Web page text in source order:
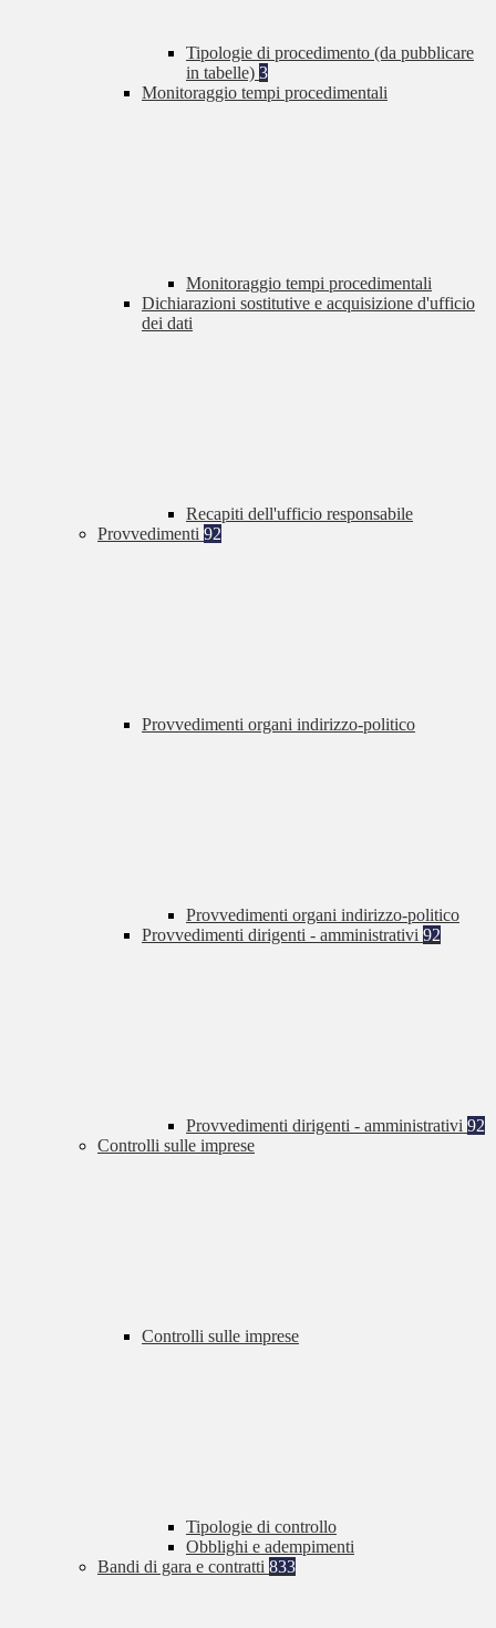
Tipologie di procedimento (da pubblicare
in tabelle) 3
Monitoraggio tempi procedimentali
Monitoraggio tempi procedimentali
Dichiarazioni sostitutive e acquisizione d'ufficio
dei dati
Recapiti dell'ufficio responsabile
Provvedimenti 92
Provvedimenti organi indirizzo-politico
Provvedimenti organi indirizzo-politico
Provvedimenti dirigenti - amministrativi 92
Provvedimenti dirigenti - amministrativi 92
Controlli sulle imprese
Controlli sulle imprese
Tipologie di controllo
Obblighi e adempimenti
Bandi di gara e contratti 833